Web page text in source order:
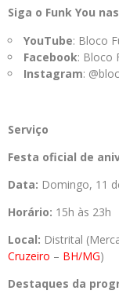
Siga o Funk You
YouTube: Bloco
Facebook: Bloco
Instagram:
Serviço
Festa oficial de
Data: Domingo, 11
Horário: 15h às 23h
Local: Distrital
Cruzeiro – BH/MG)
Destaques da